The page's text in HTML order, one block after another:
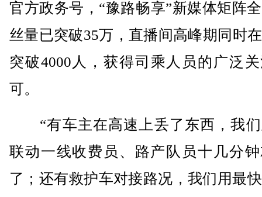
官方政务号，“豫路畅享”新媒体矩阵
丝量已突破35万，直播间高峰期同时
突破4000人，获得司乘人员的广泛
可。
“有车主在高速上丢了东西，我们
联动一线收费员、路产队员十几分
了；还有救护车对接路况，我们用最